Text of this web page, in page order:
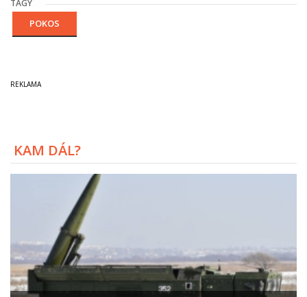
TAGY
POKOS
KAM DÁL?